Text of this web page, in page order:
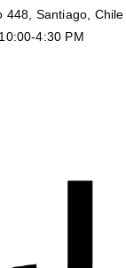
448, Santiago, Chile
4:30 PM